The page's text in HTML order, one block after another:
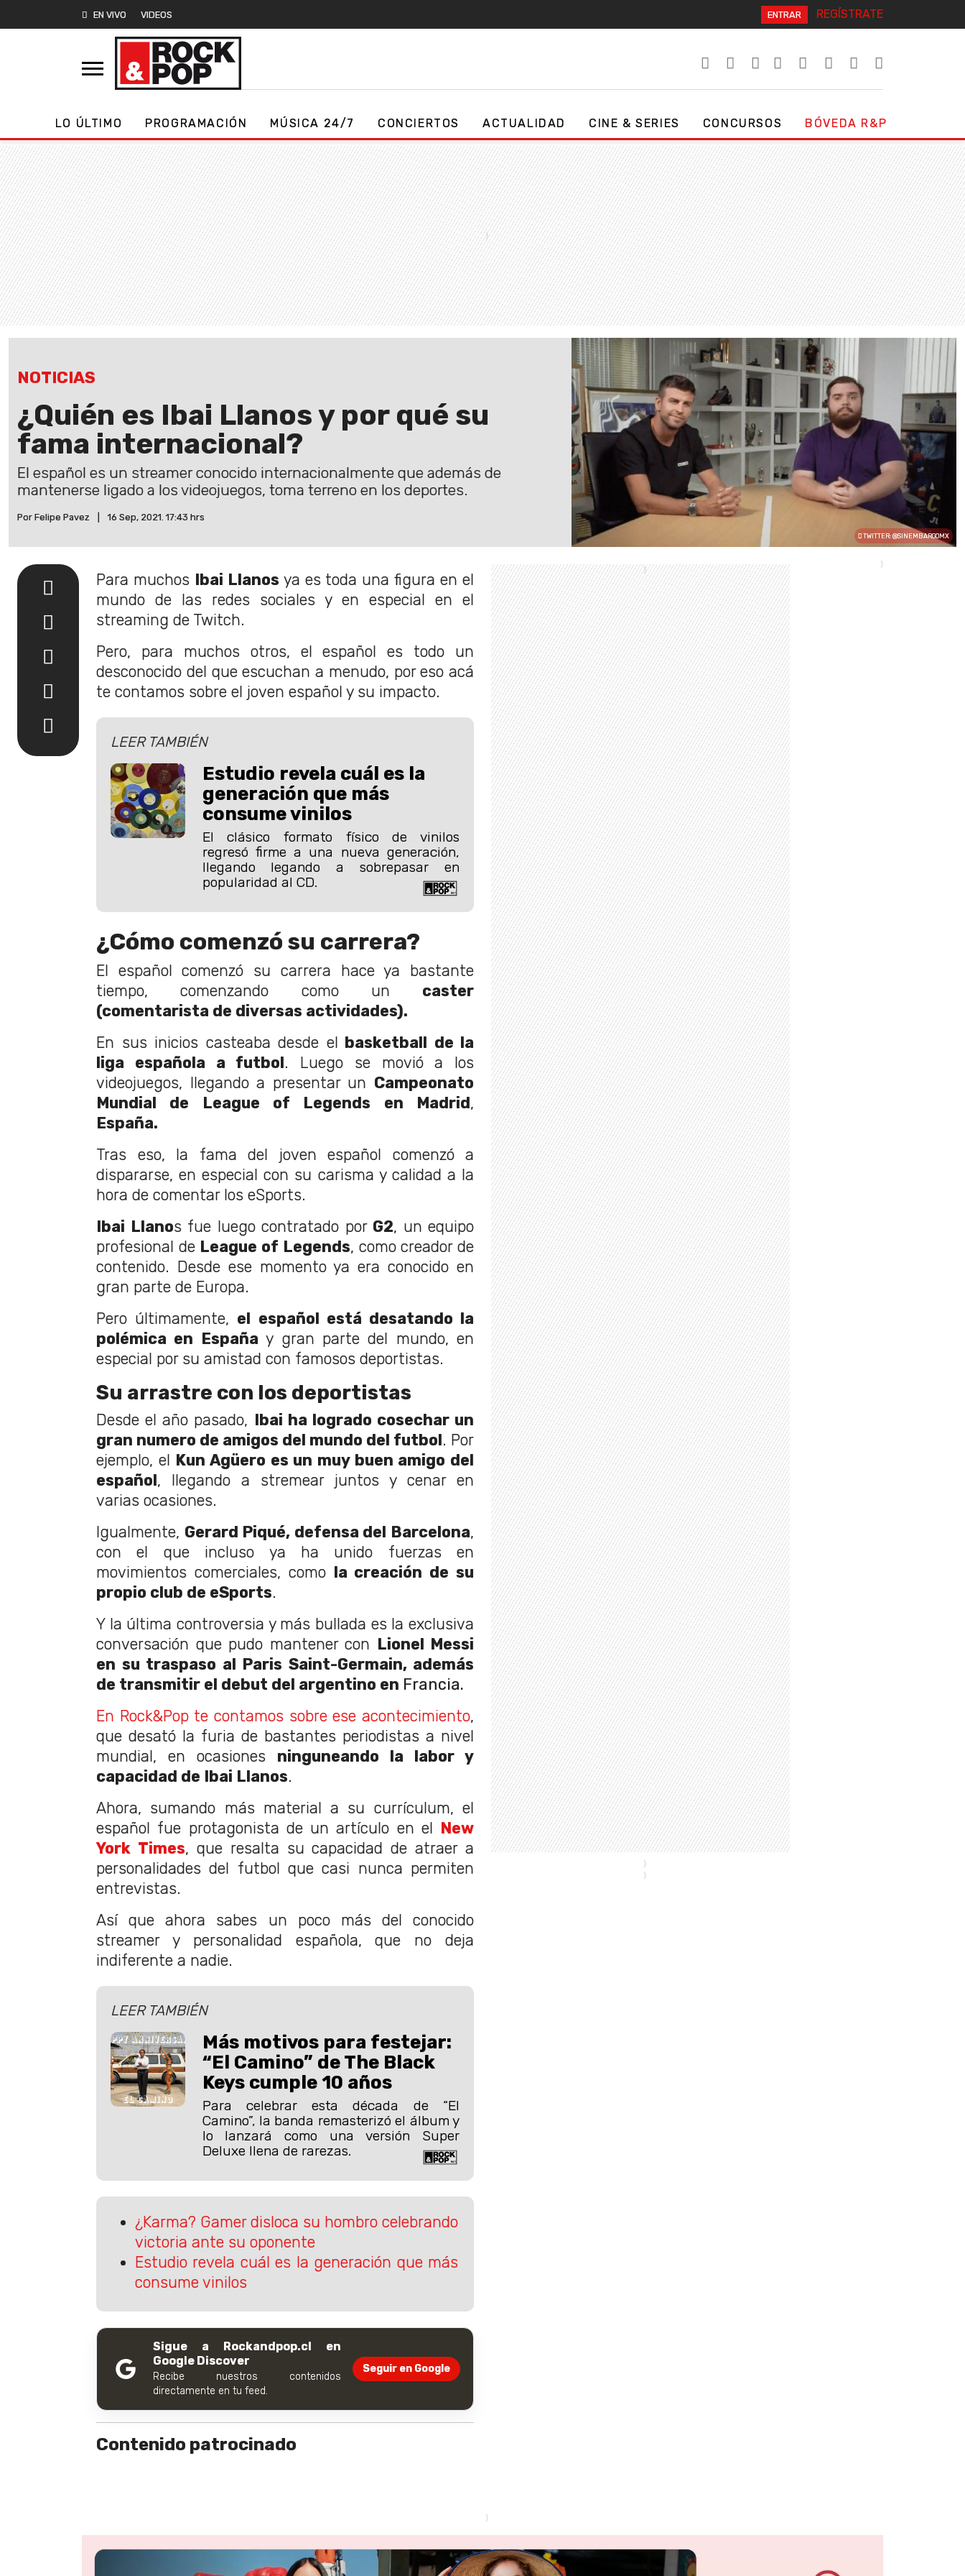
EN VIVO VIDEOS ENTRAR REGÍSTRATE
LO ÚLTIMO PROGRAMACIÓN MÚSICA 24/7 CONCIERTOS ACTUALIDAD CINE & SERIES CONCURSOS BÓVEDA R&P
NOTICIAS
¿Quién es Ibai Llanos y por qué su
fama internacional?
El español es un streamer conocido internacionalmente que además de
mantenerse ligado a los videojuegos, toma terreno en los deportes.
Por Felipe Pavez 16 Sep, 2021. 17:43 hrs
TWITTER: @SINEMBARGOMX
Para muchos Ibai Llanos ya es toda una figura en el
mundo de las redes sociales y en especial en el
streaming de Twitch.
Pero, para muchos otros, el español es todo un
desconocido del que escuchan a menudo, por eso acá
te contamos sobre el joven español y su impacto.
LEER TAMBIÉN
Estudio revela cuál es la
generación que más
consume vinilos
El clásico formato físico de vinilos
regresó firme a una nueva generación,
llegando legando a sobrepasar en
popularidad al CD.
¿Cómo comenzó su carrera?
El español comenzó su carrera hace ya bastante
tiempo, comenzando como un caster
(comentarista de diversas actividades).
En sus inicios casteaba desde el basketball de la
liga española a futbol. Luego se movió a los
videojuegos, llegando a presentar un Campeonato
Mundial de League of Legends en Madrid,
España.
Tras eso, la fama del joven español comenzó a
dispararse, en especial con su carisma y calidad a la
hora de comentar los eSports.
Ibai Llanos fue luego contratado por G2, un equipo
profesional de League of Legends, como creador de
contenido. Desde ese momento ya era conocido en
gran parte de Europa.
Pero últimamente, el español está desatando la
polémica en España y gran parte del mundo, en
especial por su amistad con famosos deportistas.
Su arrastre con los deportistas
Desde el año pasado, Ibai ha logrado cosechar un
gran numero de amigos del mundo del futbol. Por
ejemplo, el Kun Agüero es un muy buen amigo del
español, llegando a stremear juntos y cenar en
varias ocasiones.
Igualmente, Gerard Piqué, defensa del Barcelona,
con el que incluso ya ha unido fuerzas en
movimientos comerciales, como la creación de su
propio club de eSports.
Y la última controversia y más bullada es la exclusiva
conversación que pudo mantener con Lionel Messi
en su traspaso al Paris Saint-Germain, además
de transmitir el debut del argentino en Francia.
En Rock&Pop te contamos sobre ese acontecimiento,
que desató la furia de bastantes periodistas a nivel
mundial, en ocasiones ninguneando la labor y
capacidad de Ibai Llanos.
Ahora, sumando más material a su currículum, el
español fue protagonista de un artículo en el New
York Times, que resalta su capacidad de atraer a
personalidades del futbol que casi nunca permiten
entrevistas.
Así que ahora sabes un poco más del conocido
streamer y personalidad española, que no deja
indiferente a nadie.
LEER TAMBIÉN
Más motivos para festejar:
“El Camino” de The Black
Keys cumple 10 años
Para celebrar esta década de “El
Camino”, la banda remasterizó el álbum y
lo lanzará como una versión Super
Deluxe llena de rarezas.
¿Karma? Gamer disloca su hombro celebrando
victoria ante su oponente
Estudio revela cuál es la generación que más
consume vinilos
Sigue a Rockandpop.cl en
Google Discover
Recibe nuestros contenidos
directamente en tu feed.
Seguir en Google
Contenido patrocinado